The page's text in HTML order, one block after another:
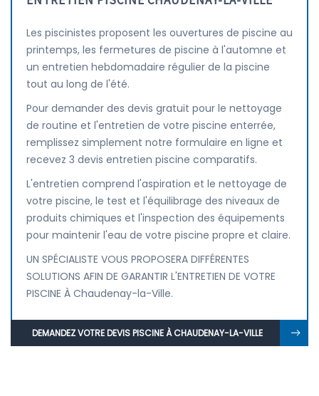
Les piscinistes proposent les ouvertures de piscine au
printemps, les fermetures de piscine à l'automne et
un entretien hebdomadaire régulier de la piscine
tout au long de l'été.
Pour demander des devis gratuit pour le nettoyage
de routine et l'entretien de votre piscine enterrée,
remplissez simplement notre formulaire en ligne et
recevez 3 devis entretien piscine comparatifs.
L'entretien comprend l'aspiration et le nettoyage de
votre piscine, le test et l'équilibrage des niveaux de
produits chimiques et l'inspection des équipements
pour maintenir l'eau de votre piscine propre et claire.
UN SPÉCIALISTE VOUS PROPOSERA DIFFÉRENTES
SOLUTIONS AFIN DE GARANTIR L'ENTRETIEN DE VOTRE
PISCINE À Chaudenay-la-Ville.
DEMANDEZ VOTRE DEVIS PISCINE À CHAUDENAY-LA-VILLE